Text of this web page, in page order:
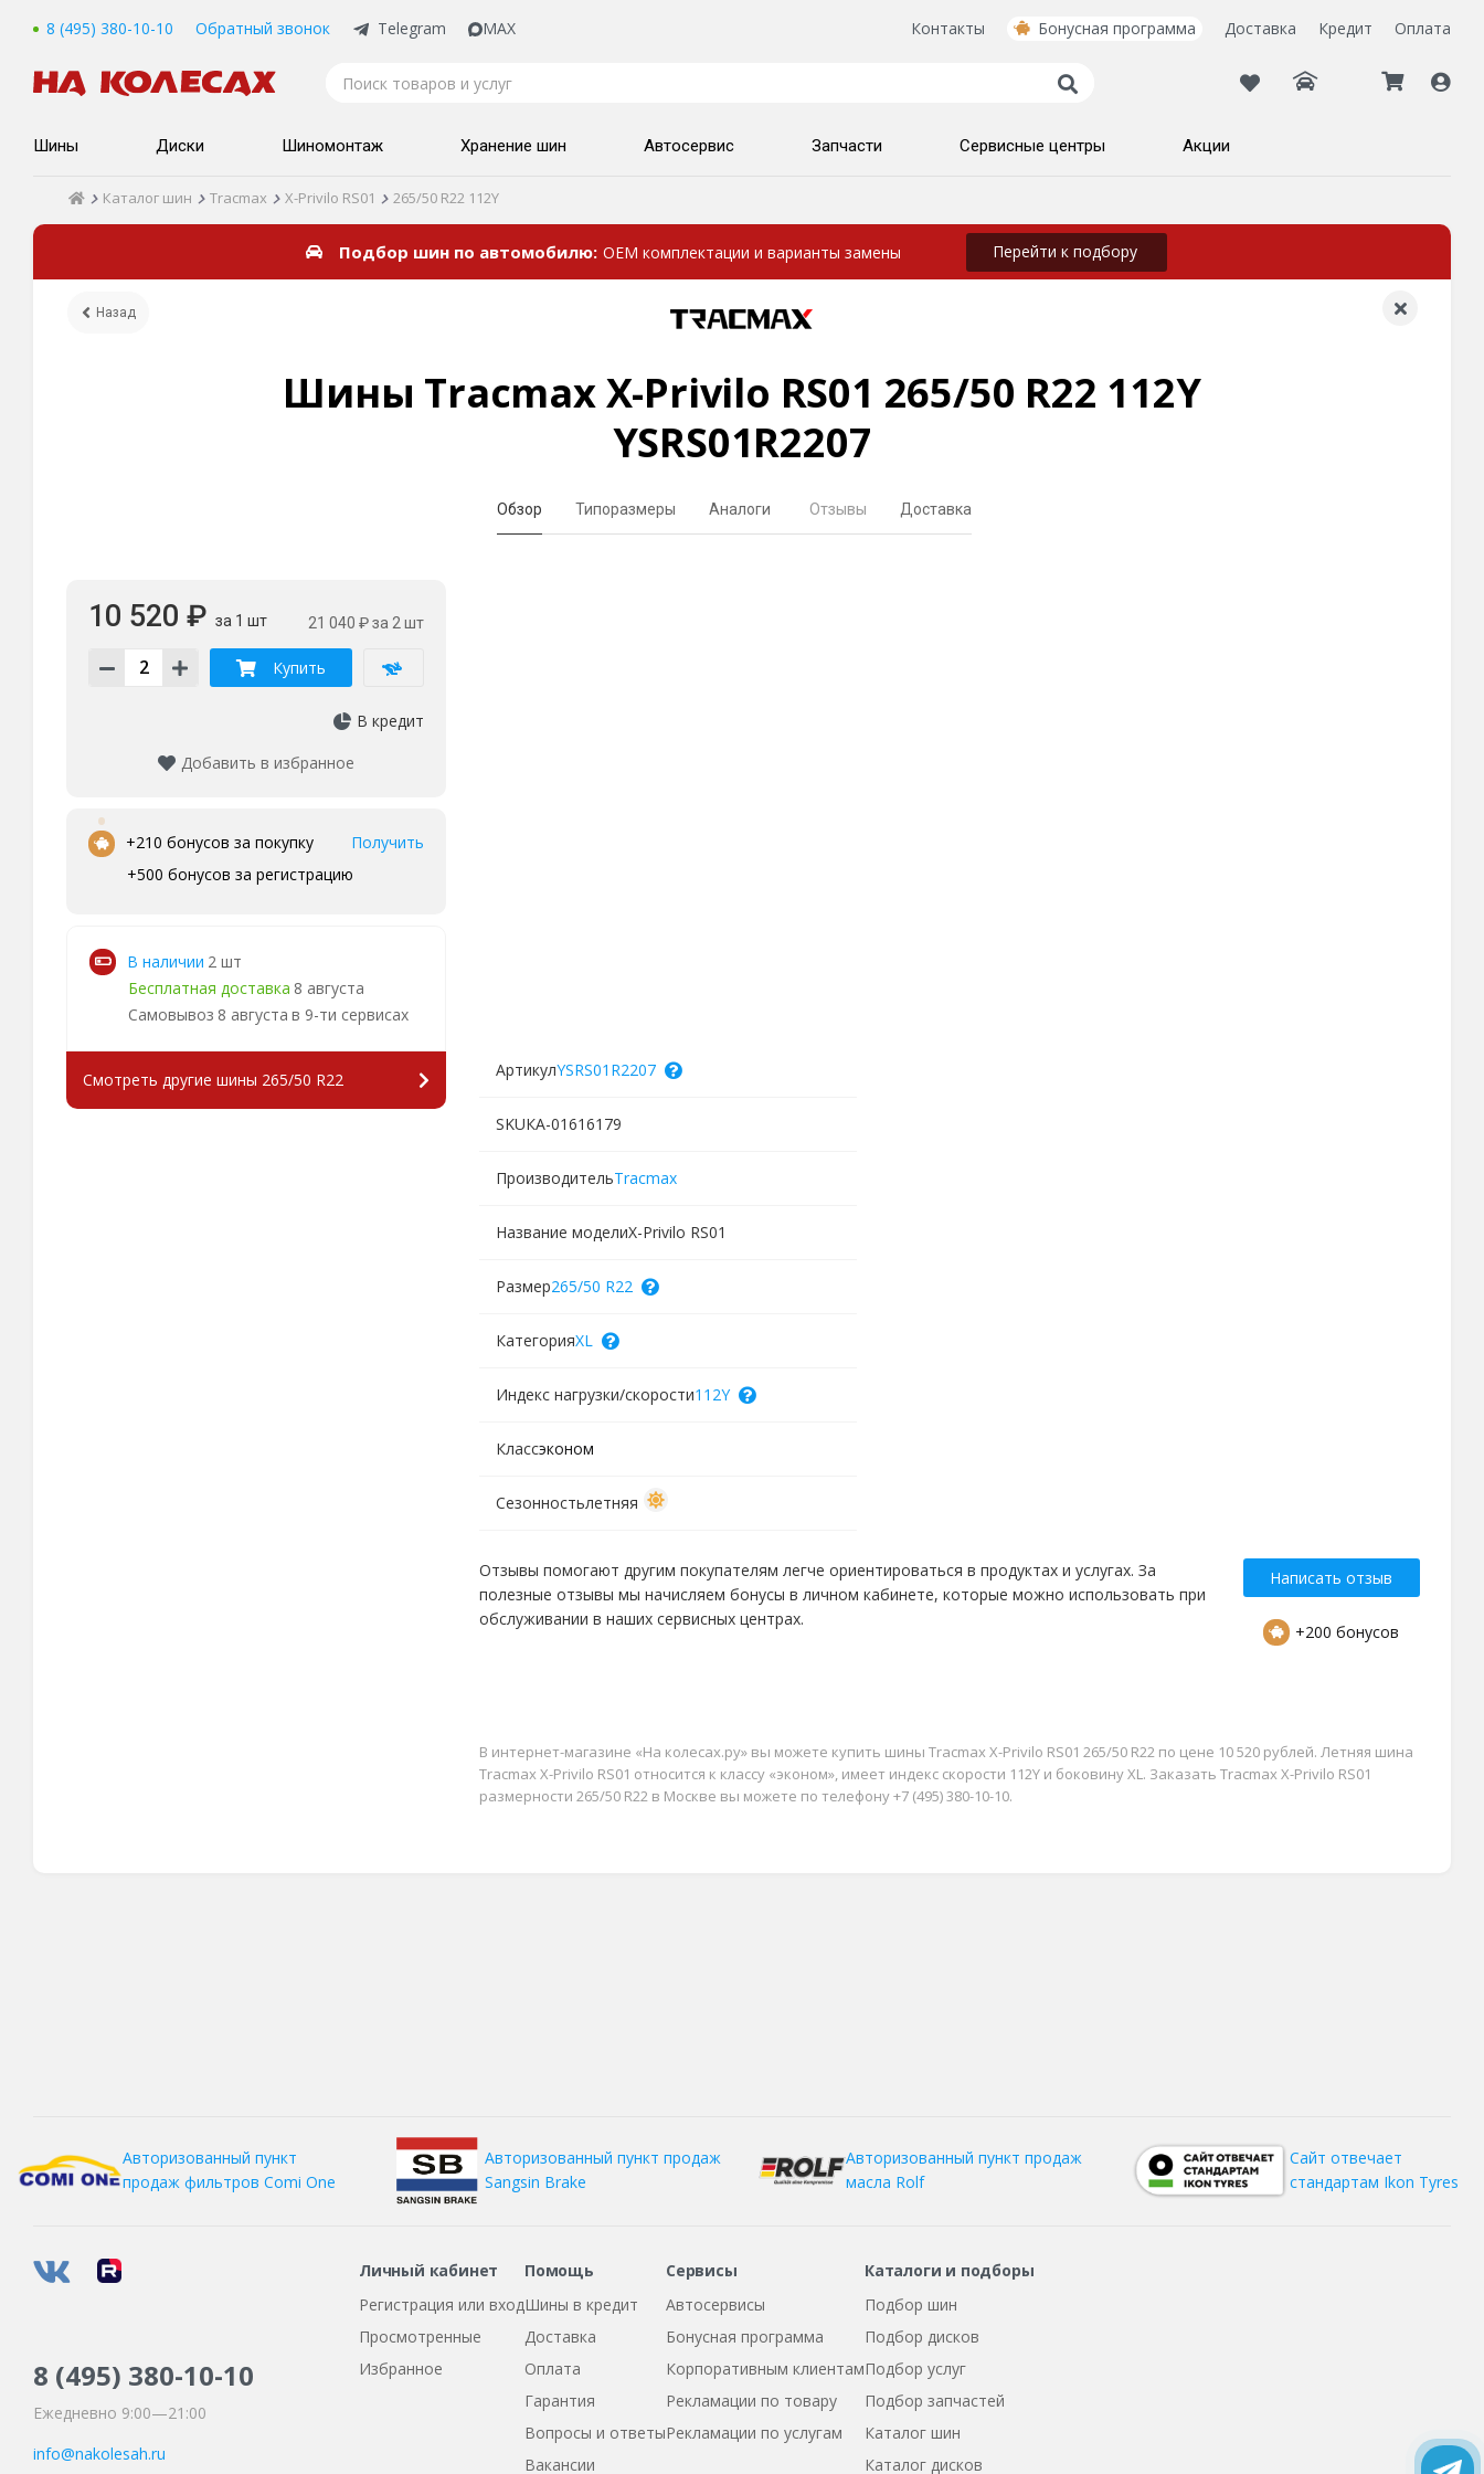
8 (495) 380-10-10 Обратный звонок Telegram MAX Контакты Бонусная программа Доставка Кредит Оплата
Шины Диски Шиномонтаж Хранение шин Автосервис Запчасти Сервисные центры Акции
Каталог шин Tracmax X-Privilo RS01 265/50 R22 112Y
Подбор шин по автомобилю OEM комплектации и варианты замены Перейти к подбору
Назад
Шины Tracmax X-Privilo RS01 265/50 R22 112Y
YSRS01R2207
Обзор Типоразмеры Аналоги Отзывы Доставка
10 520 ₽ за 1 шт 21 040 ₽за 2 шт
Купить
В кредит
Добавить в избранное
• +210 бонусов за покупку
Получить
+500 бонусов за регистрацию
В наличии 2 шт
Бесплатная доставка 8 августа
Самовывоз 8 августа в 9-ти сервисах
Смотреть другие шины 265/50 R22 АртикулYSRS01R2207
SKUКА-01616179
ПроизводительTracmax
Название моделиX-Privilo RS01
Размер265/50 R22
КатегорияXL
Индекс нагрузки/скорости112Y
Классэконом
Сезонностьлетняя
Отзывы помогают другим покупателям легче ориентироваться в продуктах и услугах. За
полезные отзывы мы начисляем бонусы в личном кабинете, которые можно использовать при
обслуживании в наших сервисных центрах.
Написать отзыв
+200 бонусов
В интернет-магазине «На колесах.ру» вы можете купить шины Tracmax X-Privilo RS01 265/50 R22 по цене 10 520 рублей. Летняя шина
Tracmax X-Privilo RS01 относится к классу «эконом», имеет индекс скорости 112Y и боковину XL. Заказать Tracmax X-Privilo RS01
размерности 265/50 R22 в Москве вы можете по телефону +7 (495) 380-10-10.
Авторизованный пункт
продаж фильтров Comi One
Авторизованный пункт продаж
Sangsin Brake
Авторизованный пункт продаж
масла Rolf
Сайт отвечает
стандартам Ikon Tyres
8 (495) 380-10-10
Ежедневно 9:00—21:00
info@nakolesah.ru
Личный кабинет
Регистрация или вход
Просмотренные
Избранное
Помощь
Шины в кредит
Доставка
Оплата
Гарантия
Вопросы и ответы
Вакансии
Сервисы
Автосервисы
Бонусная программа
Корпоративным клиентам
Рекламации по товару
Рекламации по услугам
Каталоги и подборы
Подбор шин
Подбор дисков
Подбор услуг
Подбор запчастей
Каталог шин
Каталог дисков